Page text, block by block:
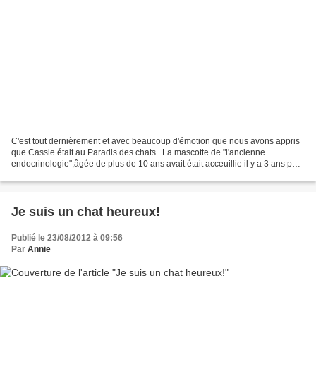
C'est tout dernièrement et avec beaucoup d'émotion que nous avons appris
que Cassie était au Paradis des chats . La mascotte de "l'ancienne
endocrinologie",âgée de plus de 10 ans avait était acceuillie il y a 3 ans par
Je suis un chat heureux!
Publié le 23/08/2012 à 09:56
Par Annie